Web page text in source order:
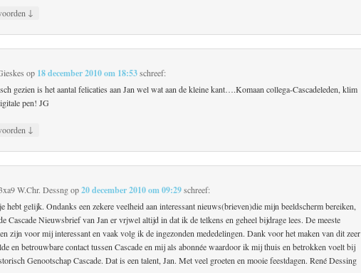
↓
op 18 december 2010 om 18:53 schreef:
gezien is het aantal felicaties aan Jan wel wat aan de kleine kant….Komaan collega-Cascadeleden, klim
pen! JG
↓
W.Chr. Dessngop20 december 2010 om 09:29 schreef:
hebt gelijk. Ondanks een zekere veelheid aan interessant nieuws(brieven)die mijn beeldscherm bereiken,
Cascade Nieuwsbrief van Jan er vrjwel altijd in dat ik de telkens en geheel bijdrage lees. De meeste
zijn voor mij interessant en vaak volg ik de ingezonden mededelingen. Dank voor het maken van dit zeer
en betrouwbare contact tussen Cascade en mij als abonnée waardoor ik mij thuis en betrokken voelt bij
Genootschap Cascade. Dat is een talent, Jan. Met veel groeten en mooie feestdagen. René Dessing